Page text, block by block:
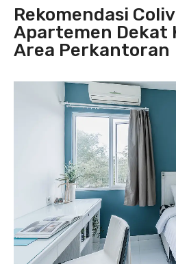
Rekomendasi
Apartemen Dekat
Area Perkantoran